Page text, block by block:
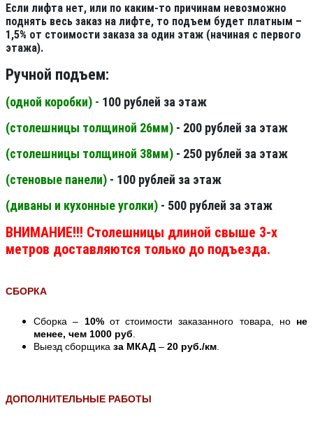
Если лифта нет, или по каким-то причинам невозможно
поднять весь заказ на лифте, то подъем будет платным –
1,5% от стоимости заказа за один этаж (начиная с первого
этажа).
Ручной подъем:
(одной коробки) - 100 рублей за этаж
(столешницы толщиной 26мм) - 200 рублей за этаж
(столешницы толщиной 38мм) - 250 рублей за этаж
(стеновые панели) - 100 рублей за этаж
(диваны и кухонные уголки) - 500 рублей за этаж
ВНИМАНИЕ!!! Столешницы длиной свыше 3-х
метров доставляются только до подъезда.
СБОРКА
Сборка – 10%от стоимости заказанного товара, но не
менее, чем 1000 руб
Выезд сборщика за МКАД – 20 руб./км
ДОПОЛНИТЕЛЬНЫЕ РАБОТЫ